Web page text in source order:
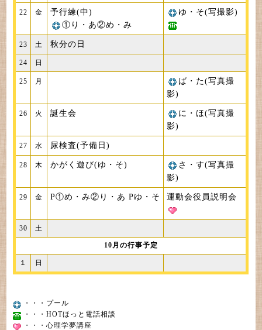
22 金
予行練(中)
①り・あ②め・み
ゆ・そ(写撮影)
23 土 秋分の日
24 日
25 月
ば・た(写真撮
影)
26 火 誕生会
に・ほ(写真撮
影)
27 水 尿検査(予備日)
28 木 かがく遊び(ゆ・そ)
さ・す(写真撮
影)
29 金 P①め・み②り・あ Pゆ・そ 運動会役員説明会
30 土
10月の行事予定
１ 日
・・・プール
・・・HOTほっと電話相談
・・・心理学夢講座